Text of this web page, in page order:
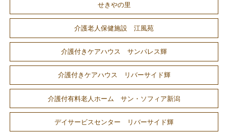
せきやの里
介護老人保健施設 江風苑
介護付きケアハウス サンパレス輝
介護付きケアハウス リバーサイド輝
介護付有料老人ホーム サン・ソフィア新潟
デイサービスセンター リバーサイド輝